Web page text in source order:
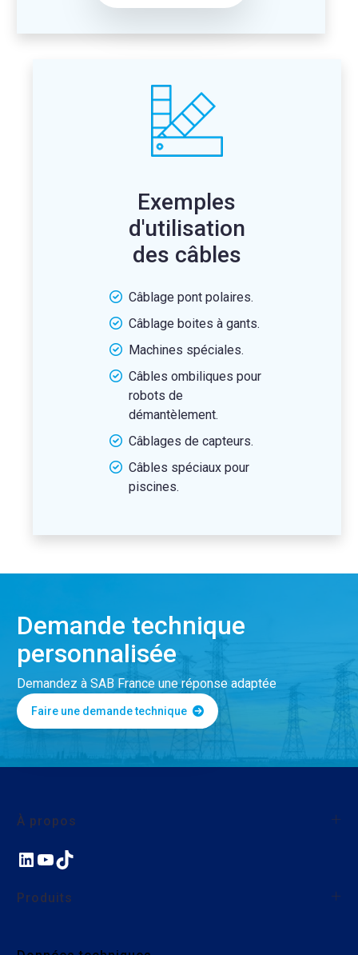
Exemples
d'utilisation
des câbles
Câblage pont polaires.
Câblage boites à gants.
Machines spéciales.
Câbles ombiliques pour
robots de
démantèlement.
Câblages de capteurs.
Câbles spéciaux pour
piscines.
Demande technique
personnalisée
Demandez à SAB France une réponse adaptée
Faire une demande technique
À propos
À propos de SAB France
Nos actions environnementales et sociales
LinkedIn
YouTube
TikTok
Produits